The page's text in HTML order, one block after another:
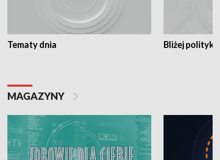
Tematy dnia Bliżej polityki
MAGAZYNY